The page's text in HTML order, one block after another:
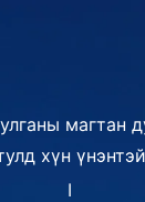
магтан
хүн
Ⅰ